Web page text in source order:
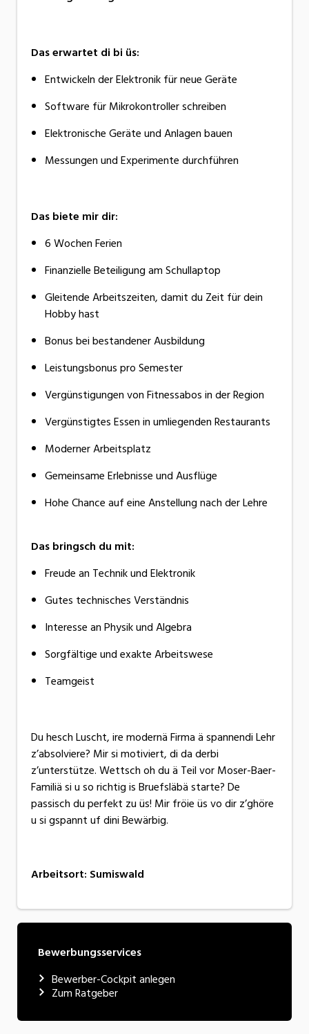
Das erwartet di bi üs:
Entwickeln der Elektronik für neue Geräte
Software für Mikrokontroller schreiben
Elektronische Geräte und Anlagen bauen
Messungen und Experimente durchführen
Das biete mir dir:
6 Wochen Ferien
Finanzielle Beteiligung am Schullaptop
Gleitende Arbeitszeiten, damit du Zeit für dein
Hobby hast
Bonus bei bestandener Ausbildung
Leistungsbonus pro Semester
Vergünstigungen von Fitnessabos in der Region
Vergünstigtes Essen in umliegenden Restaurants
Moderner Arbeitsplatz
Gemeinsame Erlebnisse und Ausflüge
Hohe Chance auf eine Anstellung nach der Lehre
Das bringsch du mit:
Freude an Technik und Elektronik
Gutes technisches Verständnis
Interesse an Physik und Algebra
Sorgfältige und exakte Arbeitswese
Teamgeist
Du hesch Luscht, ire modernä Firma ä spannendi Lehr
z’absolviere? Mir si motiviert, di da derbi
z’unterstütze. Wettsch oh du ä Teil vor Moser-Baer-
Familiä si u so richtig is Bruefsläbä starte? De
passisch du perfekt zu üs! Mir fröie üs vo dir z’ghöre
u si gspannt uf dini Bewärbig.
Arbeitsort: Sumiswald
Bewerbungsservices
Bewerber-Cockpit anlegen
Zum Ratgeber